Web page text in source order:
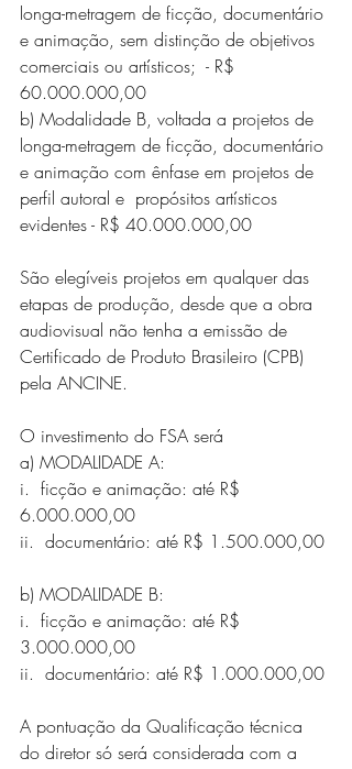
longa-metragem de ficção, documentário
e animação, sem distinção de objetivos
comerciais ou artísticos;  - R$
60.000.000,00
b) Modalidade B, voltada a projetos de
longa-metragem de ficção, documentário
e animação com ênfase em projetos de
perfil autoral e  propósitos artísticos
evidentes - R$ 40.000.000,00
São elegíveis projetos em qualquer das
etapas de produção, desde que a obra
audiovisual não tenha a emissão de
Certificado de Produto Brasileiro (CPB)
pela ANCINE.
O investimento do FSA será
a) MODALIDADE A:
i.  ficção e animação: até R$
6.000.000,00
ii.  documentário: até R$ 1.500.000,00
b) MODALIDADE B:
i.  ficção e animação: até R$
3.000.000,00
ii.  documentário: até R$ 1.000.000,00
A pontuação da Qualificação técnica
do diretor só será considerada com a